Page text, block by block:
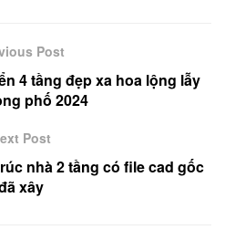
Post
4 tầng đẹp xa hoa lộng lẫy
phố 2024
Post
nhà 2 tầng có file cad gốc
xây